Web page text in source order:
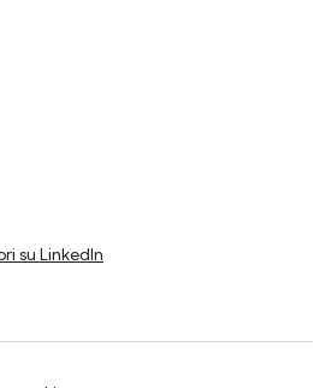
su LinkedIn